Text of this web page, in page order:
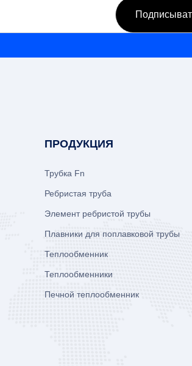
ПРОДУКЦИЯ
Трубка Fn
Ребристая труба
Элемент ребристой трубы
Плавники для поплавковой трубы
Теплообменник
Теплообменники
Печной теплообменник